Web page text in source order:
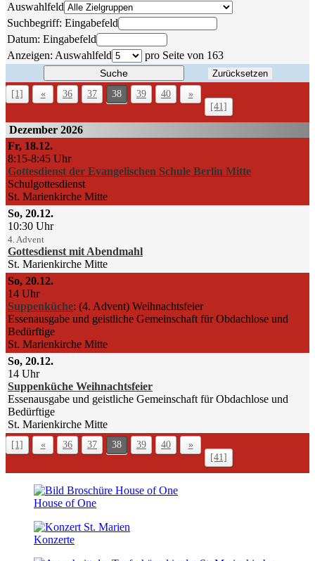
Auswahlfeld
Suchbegriff: Eingabefeld
Datum: Eingabefeld
Anzeigen: Auswahlfeld pro Seite von 163
Suche
Zurücksetzen
[1]
« 36 37 38 39 40
»
[41]
Dezember 2026
Fr, 18.12.
8:15-8:45 Uhr
Gottesdienst der Evangelischen Schule Berlin Mitte
Schulgottesdienst
St. Marienkirche Mitte
So, 20.12.
10:30 Uhr
4. Advent
Gottesdienst mit Abendmahl
St. Marienkirche Mitte
So, 20.12.
14 Uhr
Suppenküche: (4. Advent) Weihnachtsfeier
Essenausgabe und geistliche Gemeinschaft für Obdachlose und
Bedürftige
St. Marienkirche Mitte
So, 20.12.
14 Uhr
Suppenküche Weihnachtsfeier
Essenausgabe und geistliche Gemeinschaft für Obdachlose und
Bedürftige
St. Marienkirche Mitte
[1] « 36 37 38 39 40
»
[41]
House of One
Konzerte